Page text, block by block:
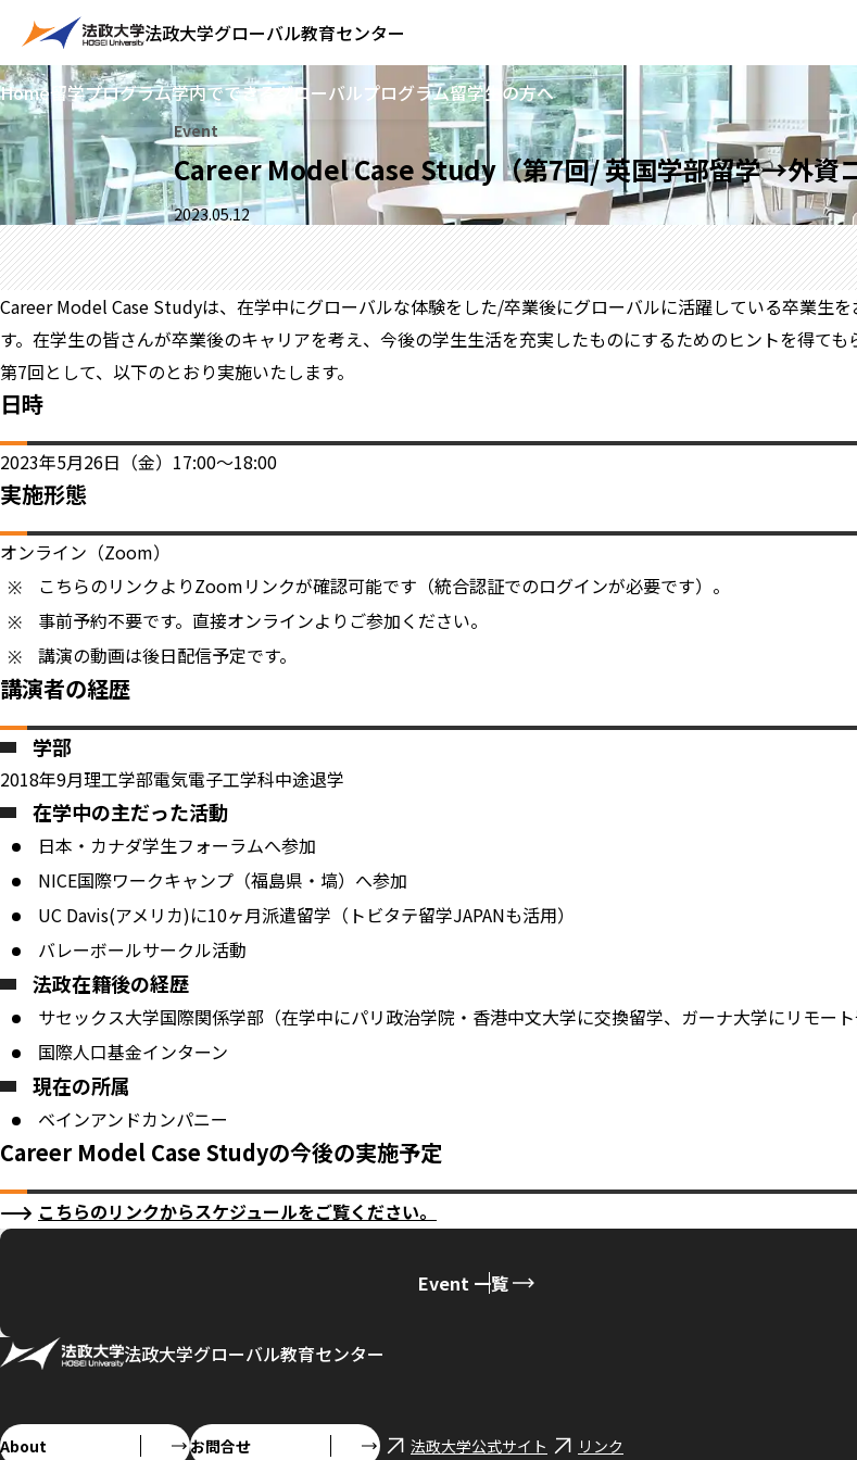
法政大学グローバル教育センター
Home留学プログラム学内でできるグローバルプログラム留学生の方へ
Event
Career Model Case Study（第7回/ 英国学部留学→外資
2023.05.12
Career Model Case Studyは、在学中にグローバルな体験をした/卒業後にグローバルに活躍している卒業生
す。在学生の皆さんが卒業後のキャリアを考え、今後の学生生活を充実したものにするためのヒントを得ても
第7回として、以下のとおり実施いたします。
日時
2023年5月26日（金）17:00～18:00
実施形態
オンライン（Zoom）
こちらのリンクよりZoomリンクが確認可能です（統合認証でのログインが必要です）。
事前予約不要です。直接オンラインよりご参加ください。
講演の動画は後日配信予定です。
講演者の経歴
学部
2018年9月理工学部電気電子工学科中途退学
在学中の主だった活動
日本・カナダ学生フォーラムへ参加
NICE国際ワークキャンプ（福島県・塙）へ参加
UC Davis(アメリカ)に10ヶ月派遣留学（トビタテ留学JAPANも活用）
バレーボールサークル活動
法政在籍後の経歴
サセックス大学国際関係学部（在学中にパリ政治学院・香港中文大学に交換留学、ガーナ大学にリモート
国際人口基金インターン
現在の所属
ベインアンドカンパニー
Career Model Case Studyの今後の実施予定
こちらのリンクからスケジュールをご覧ください。
Event 一覧
法政大学グローバル教育センター
About お問合せ 法政大学公式サイト リンク